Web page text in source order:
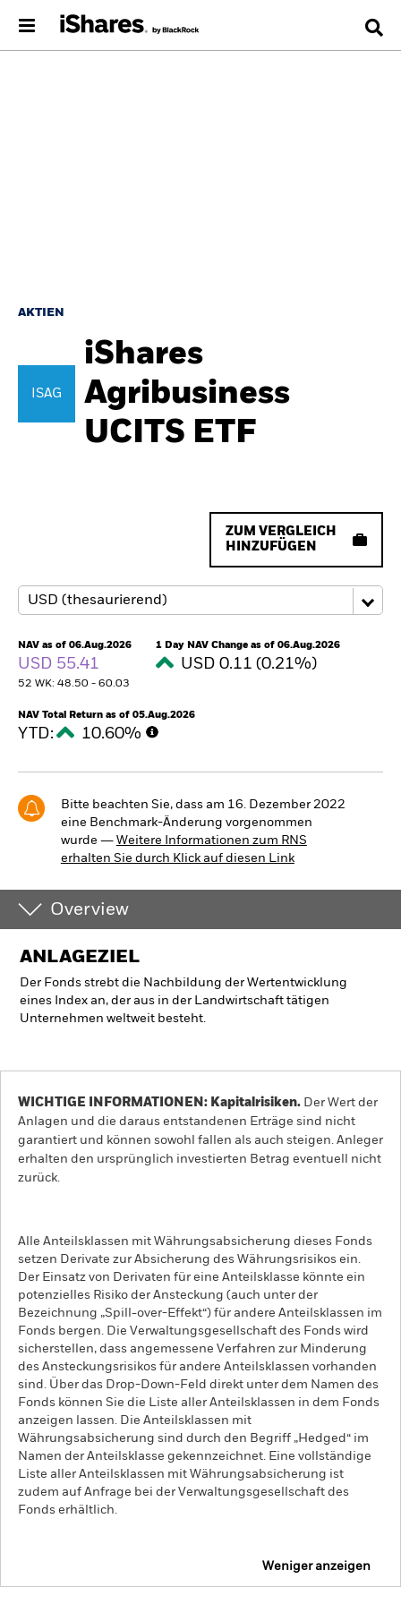
AKTIEN
ISAG
iShares
Agribusiness
UCITS ETF
ZUM VERGLEICH
HINZUFÜGEN
NAV as of 06.Aug.2026
USD 55.41
52 WK: 48.50 - 60.03
1 Day NAV Change as of 06.Aug.2026
USD 0.11 (0.21%)
NAV Total Return as of 05.Aug.2026
YTD: 10.60%
Bitte beachten Sie, dass am 16. Dezember 2022
eine Benchmark-Änderung vorgenommen
wurde ― Weitere Informationen zum RNS
erhalten Sie durch Klick auf diesen Link
Overview
ANLAGEZIEL
Der Fonds strebt die Nachbildung der Wertentwicklung
eines Index an, der aus in der Landwirtschaft tätigen
Unternehmen weltweit besteht.
WICHTIGE INFORMATIONEN: Kapitalrisiken. Der Wert der
Anlagen und die daraus entstandenen Erträge sind nicht
garantiert und können sowohl fallen als auch steigen. Anleger
erhalten den ursprünglich investierten Betrag eventuell nicht
zurück.
Alle Anteilsklassen mit Währungsabsicherung dieses Fonds
setzen Derivate zur Absicherung des Währungsrisikos ein.
Der Einsatz von Derivaten für eine Anteilsklasse könnte ein
potenzielles Risiko der Ansteckung (auch unter der
Bezeichnung „Spill-over-Effekt“) für andere Anteilsklassen im
Fonds bergen. Die Verwaltungsgesellschaft des Fonds wird
sicherstellen, dass angemessene Verfahren zur Minderung
des Ansteckungsrisikos für andere Anteilsklassen vorhanden
sind. Über das Drop-Down-Feld direkt unter dem Namen des
Fonds können Sie die Liste aller Anteilsklassen in dem Fonds
anzeigen lassen. Die Anteilsklassen mit
Währungsabsicherung sind durch den Begriff „Hedged“ im
Namen der Anteilsklasse gekennzeichnet. Eine vollständige
Liste aller Anteilsklassen mit Währungsabsicherung ist
zudem auf Anfrage bei der Verwaltungsgesellschaft des
Fonds erhältlich.
Weniger anzeigen